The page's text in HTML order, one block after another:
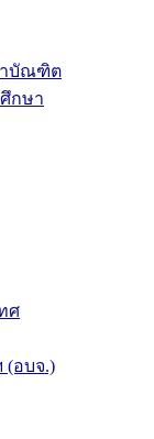
าบัณฑิต
กษา
ศ
(อบจ.)